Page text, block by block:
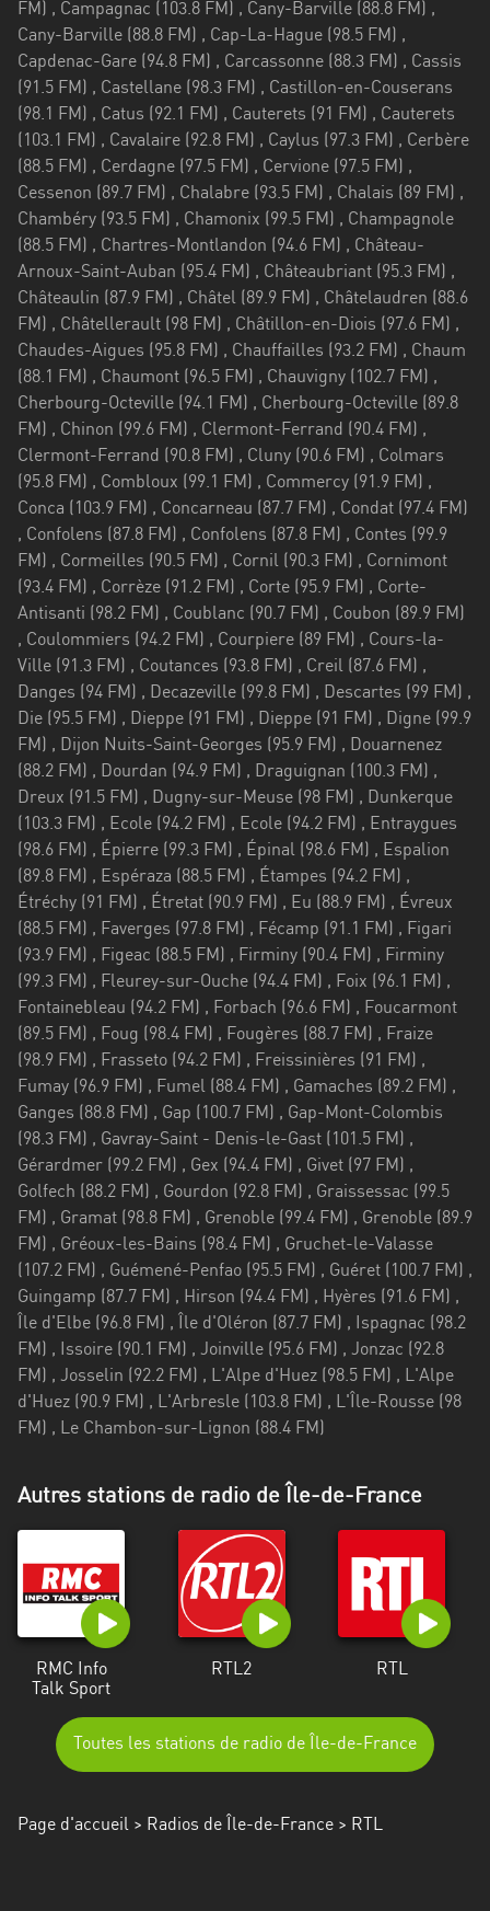
Autres stations de radio de Île-de-France
RMC Info
Talk Sport
RTL2 RTL
Toutes les stations de radio de Île-de-France
Page d'accueil > Radios de Île-de-France > RTL